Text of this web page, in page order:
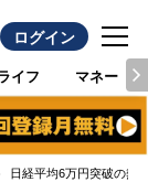
ログイン
イフ マネー
日経平均6万円突破の熱